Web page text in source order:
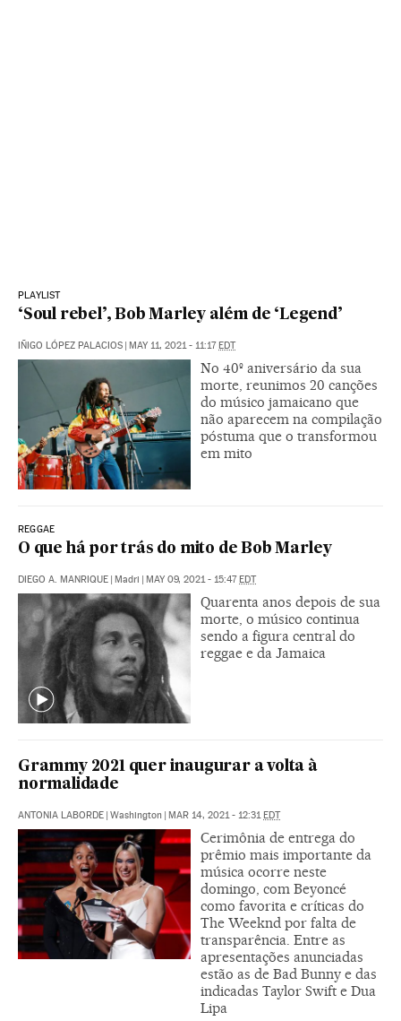
PLAYLIST
‘Soul rebel’, Bob Marley além de ‘Legend’
IÑIGO LÓPEZ PALACIOS | MAY 11, 2021 - 11:17EDT
No 40º aniversário da sua
morte, reunimos 20 canções
do músico jamaicano que
não aparecem na compilação
póstuma que o transformou
em mito
REGGAE
O que há por trás do mito de Bob Marley
DIEGO A. MANRIQUE | Madri | MAY 09, 2021 - 15:47EDT
Quarenta anos depois de sua
morte, o músico continua
sendo a figura central do
reggae e da Jamaica
Grammy 2021 quer inaugurar a volta à
normalidade
ANTONIA LABORDE | Washington | MAR 14, 2021 - 12:31EDT
Cerimônia de entrega do
prêmio mais importante da
música ocorre neste
domingo, com Beyoncé
como favorita e críticas do
The Weeknd por falta de
transparência. Entre as
apresentações anunciadas
estão as de Bad Bunny e das
indicadas Taylor Swift e Dua
Lipa